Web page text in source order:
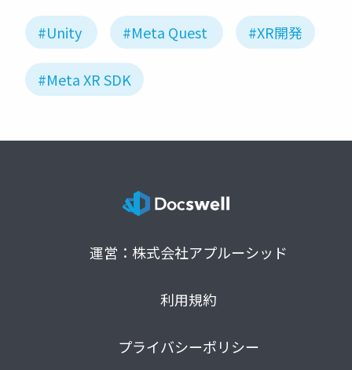
#Unity #Meta Quest #XR開発
#Meta XR SDK
運営：株式会社アプルーシッド
利用規約
プライバシーポリシー